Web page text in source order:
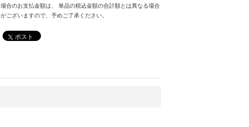
場合のお支払金額は、 単品の税込金額の合計額とは異なる場合
がございますので、予めご了承ください。
ポスト